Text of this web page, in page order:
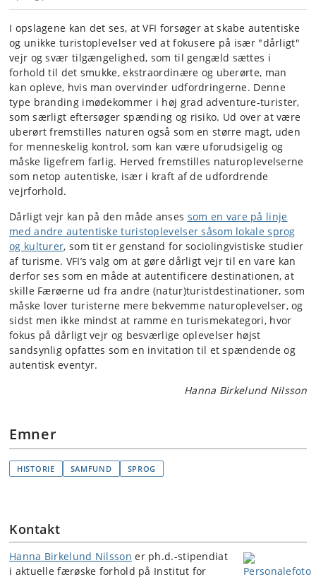
I opslagene kan det ses, at VFI forsøger at skabe autentiske
og unikke turistoplevelser ved at fokusere på især "dårligt"
vejr og svær tilgængelighed, som til gengæld sættes i
forhold til det smukke, ekstraordinære og uberørte, man
kan opleve, hvis man overvinder udfordringerne. Denne
type branding imødekommer i høj grad adventure-turister,
som særligt eftersøger spænding og risiko. Ud over at være
uberørt fremstilles naturen også som en større magt, uden
for menneskelig kontrol, som kan være uforudsigelig og
måske ligefrem farlig. Herved fremstilles naturoplevelserne
som netop autentiske, især i kraft af de udfordrende
vejrforhold.
Dårligt vejr kan på den måde anses som en vare på linje
med andre autentiske turistoplevelser såsom lokale sprog
og kulturer, som tit er genstand for sociolingvistiske studier
af turisme. VFI’s valg om at gøre dårligt vejr til en vare kan
derfor ses som en måde at autentificere destinationen, at
skille Færøerne ud fra andre (natur)turistdestinationer, som
måske lover turisterne mere bekvemme naturoplevelser, og
sidst men ikke mindst at ramme en turismekategori, hvor
fokus på dårligt vejr og besværlige oplevelser højst
sandsynlig opfattes som en invitation til et spændende og
autentisk eventyr.
Hanna Birkelund Nilsson
Emner
HISTORIE SAMFUND SPROG
Kontakt
Hanna Birkelund Nilsson er ph.d.-stipendiat
i aktuelle færøske forhold på Institut for